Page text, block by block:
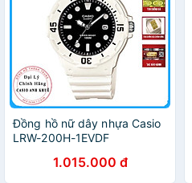
Đồng hồ nữ dây nhựa Casio
LRW-200H-1EVDF
1.015.000 đ